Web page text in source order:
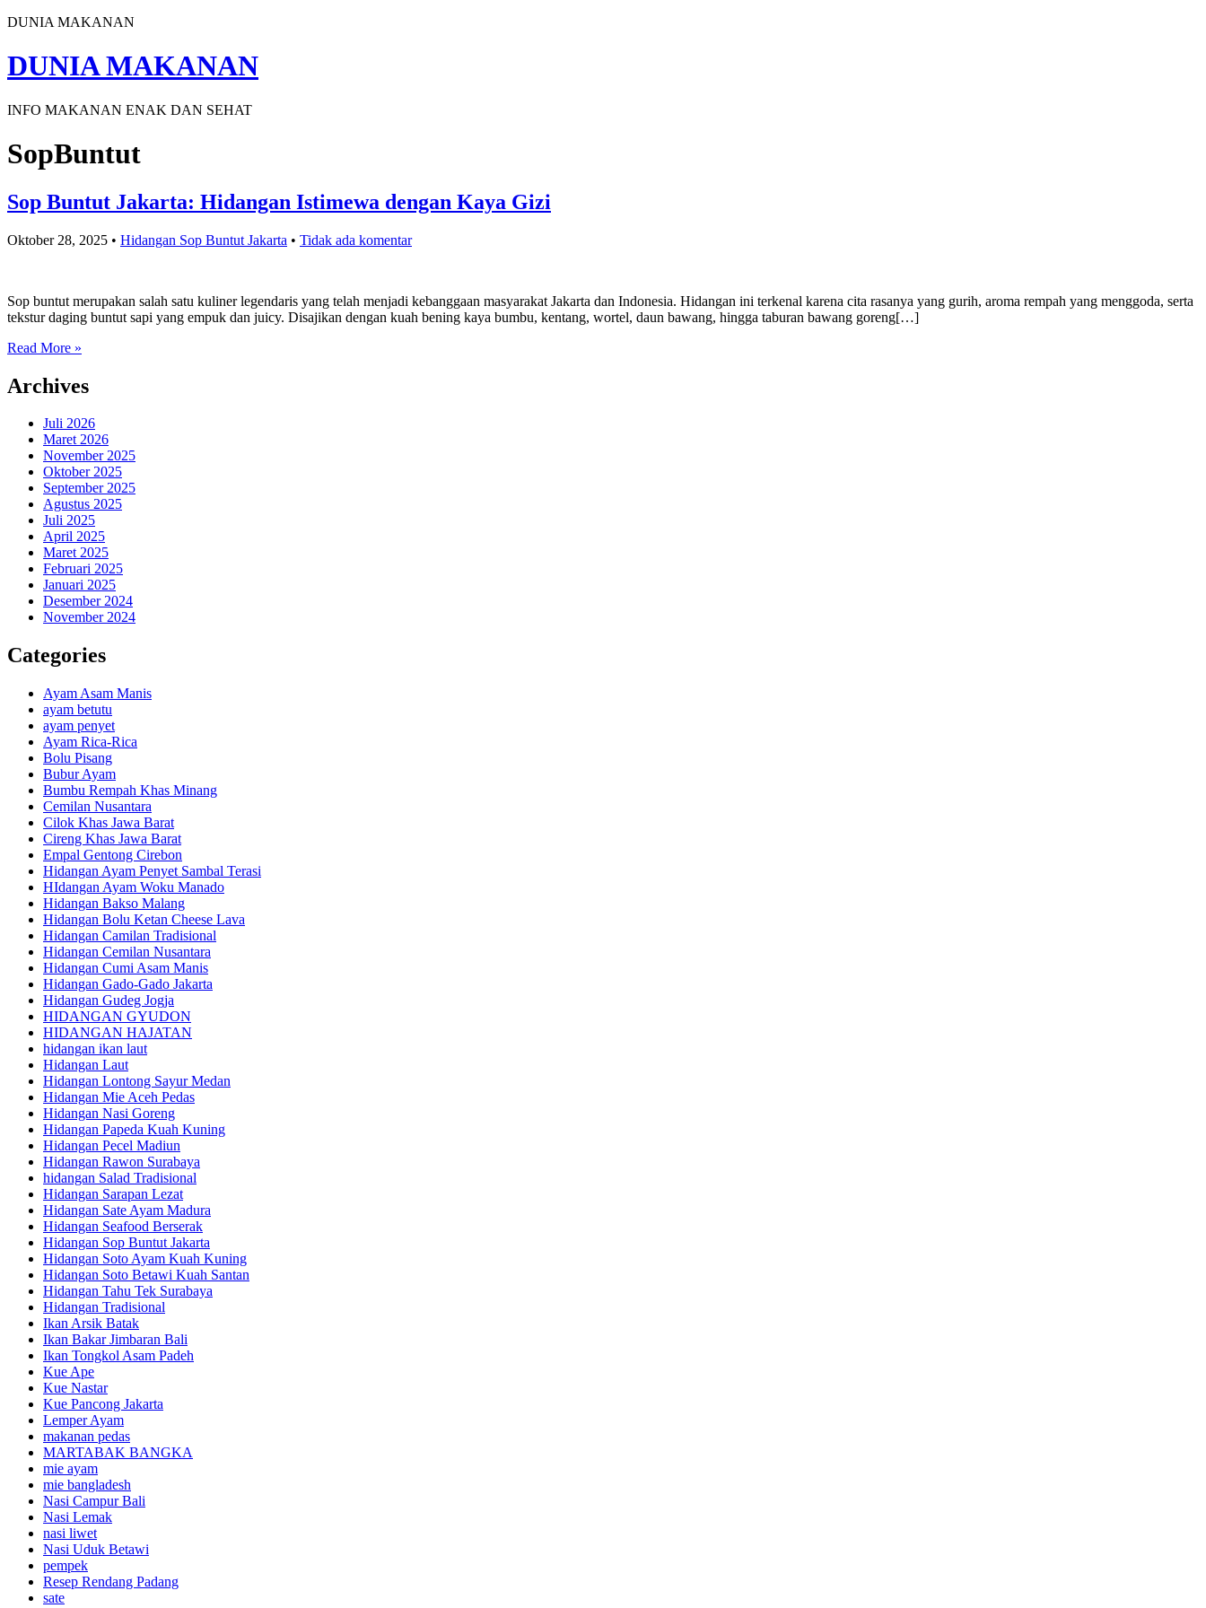
DUNIA MAKANAN
DUNIA MAKANAN
INFO MAKANAN ENAK DAN SEHAT
SopBuntut
Sop Buntut Jakarta: Hidangan Istimewa dengan Kaya Gizi
Oktober 28, 2025 • Hidangan Sop Buntut Jakarta • Tidak ada komentar
Sop buntut merupakan salah satu kuliner legendaris yang telah menjadi kebanggaan masyarakat Jakarta dan Indonesia. Hidangan ini terkenal karena cita rasanya yang gurih, aroma rempah yang menggoda, serta
tekstur daging buntut sapi yang empuk dan juicy. Disajikan dengan kuah bening kaya bumbu, kentang, wortel, daun bawang, hingga taburan bawang goreng[…]
Read More »
Archives
Juli 2026
Maret 2026
November 2025
Oktober 2025
September 2025
Agustus 2025
Juli 2025
April 2025
Maret 2025
Februari 2025
Januari 2025
Desember 2024
November 2024
Categories
Ayam Asam Manis
ayam betutu
ayam penyet
Ayam Rica-Rica
Bolu Pisang
Bubur Ayam
Bumbu Rempah Khas Minang
Cemilan Nusantara
Cilok Khas Jawa Barat
Cireng Khas Jawa Barat
Empal Gentong Cirebon
Hidangan Ayam Penyet Sambal Terasi
HIdangan Ayam Woku Manado
Hidangan Bakso Malang
Hidangan Bolu Ketan Cheese Lava
Hidangan Camilan Tradisional
Hidangan Cemilan Nusantara
Hidangan Cumi Asam Manis
Hidangan Gado-Gado Jakarta
Hidangan Gudeg Jogja
HIDANGAN GYUDON
HIDANGAN HAJATAN
hidangan ikan laut
Hidangan Laut
Hidangan Lontong Sayur Medan
Hidangan Mie Aceh Pedas
Hidangan Nasi Goreng
Hidangan Papeda Kuah Kuning
Hidangan Pecel Madiun
Hidangan Rawon Surabaya
hidangan Salad Tradisional
Hidangan Sarapan Lezat
Hidangan Sate Ayam Madura
Hidangan Seafood Berserak
Hidangan Sop Buntut Jakarta
Hidangan Soto Ayam Kuah Kuning
Hidangan Soto Betawi Kuah Santan
Hidangan Tahu Tek Surabaya
Hidangan Tradisional
Ikan Arsik Batak
Ikan Bakar Jimbaran Bali
Ikan Tongkol Asam Padeh
Kue Ape
Kue Nastar
Kue Pancong Jakarta
Lemper Ayam
makanan pedas
MARTABAK BANGKA
mie ayam
mie bangladesh
Nasi Campur Bali
Nasi Lemak
nasi liwet
Nasi Uduk Betawi
pempek
Resep Rendang Padang
sate